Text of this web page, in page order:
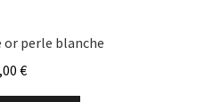
or perle blanche
€